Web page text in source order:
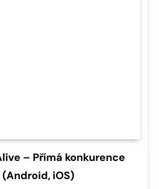
– Přímá konkurence
iOS)